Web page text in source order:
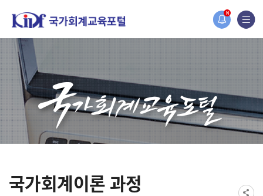
N
홈페이지가 새롭게 개편되었습니다.
한국조세재정연구원홈페이지가 새롭게 개설되었습니다.
국가회계이론 과정